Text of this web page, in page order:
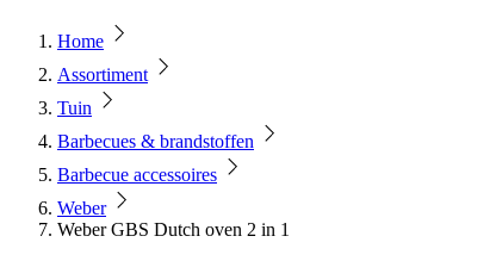
Home
Assortiment
Tuin
Barbecues & brandstoffen
Barbecue accessoires
Weber
Weber GBS Dutch oven 2 in 1